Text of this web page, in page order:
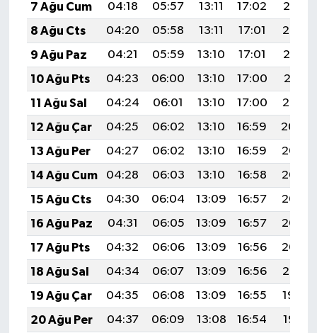
7 Ağu Cum
04:18 05:57 13:11 17:02
20:15
8 Ağu Cts
04:20 05:58 13:11 17:01
20:14
9 Ağu Paz
04:21 05:59 13:10 17:01
20:12
10 Ağu Pts
04:23 06:00 13:10 17:00
20:11
11 Ağu Sal
04:24 06:01 13:10 17:00
20:10
12 Ağu Çar
04:25 06:02 13:10 16:59
20:09
13 Ağu Per
04:27 06:02 13:10 16:59
20:07
14 Ağu Cum
04:28 06:03 13:10 16:58
20:06
15 Ağu Cts
04:30 06:04 13:09 16:57
20:05
16 Ağu Paz
04:31 06:05 13:09 16:57
20:03
17 Ağu Pts
04:32 06:06 13:09 16:56
20:02
18 Ağu Sal
04:34 06:07 13:09 16:56
20:01
19 Ağu Çar
04:35 06:08 13:09 16:55
19:59
20 Ağu Per
04:37 06:09 13:08 16:54
19:58